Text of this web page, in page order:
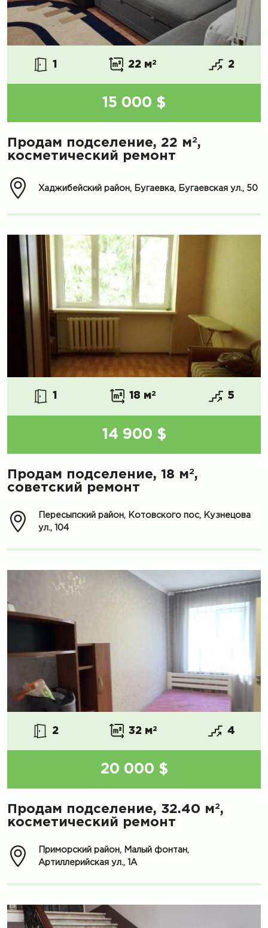
1 22 м2 2
15 000 $
Продам подселение, 22 м2,
косметический ремонт
Хаджибейский район, Бугаевка, Бугаевская ул., 50
1 18 м2 5
14 900 $
Продам подселение, 18 м2,
советский ремонт
Пересыпский район, Котовского пос, Кузнецова
ул., 104
2 32 м2 4
20 000 $
Продам подселение, 32.40 м2,
косметический ремонт
Приморский район, Малый фонтан,
Артиллерийская ул., 1А